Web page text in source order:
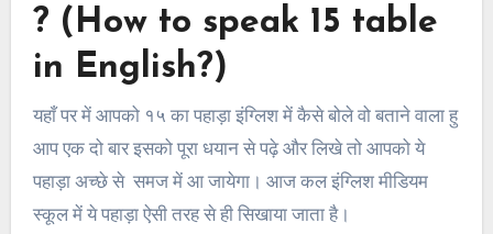
? (How to speak 15 table
in English?)
यहाँ पर में आपको १५ का पहाड़ा इंग्लिश में कैसे बोले वो बताने वाला हु
आप एक दो बार इसको पूरा धयान से पढ़े और लिखे तो आपको ये
पहाड़ा अच्छे से समज में आ जायेगा। आज कल इंग्लिश मीडियम
स्कूल में ये पहाड़ा ऐसी तरह से ही सिखाया जाता है।